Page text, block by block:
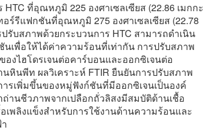
ที่อุณหภูมิ 225 องศาเซลเซียส (22.86 เมกกะ
ร์รีแฟกชันที่อุณหภูมิ 275 องศาเซลเซียส (22.78
รับสภาพด้วยกระบวนการ HTC สามารถดำเนิน
เพื่อให้ได้ค่าความร้อนที่เท่ากัน การปรับสภาพ
งไฮโดรเจนต่อคาร์บอนและออกซิเจนต่อ
หินพีท ผลวิเคราะห์ FTIR ยืนยันการปรับสภาพ
ารเพิ่มขึ้นของหมู่ฟังก์ชันที่มีออกซิเจนเป็นองค์
านชีวภาพจากเปลือกถั่วลิสงมีสมบัติด้านเชื้อ
เพลิงแข็งสำหรับการใช้งานด้านความร้อนและ